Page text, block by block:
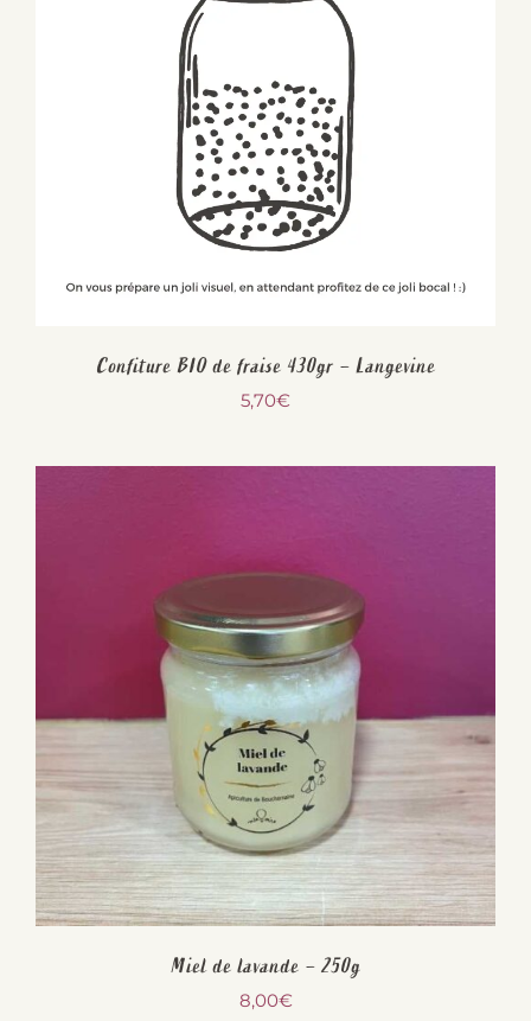
Confiture BIO de fraise 430gr – Langevine
5,70€
Miel de lavande – 250g
8,00€